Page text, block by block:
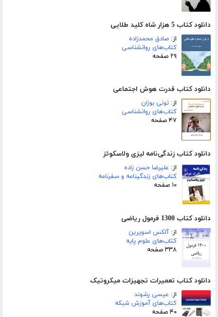
دانلود کتاب 5 هزار شاه کلید طلایی
از: صادق محمدزاده
کتاب‌های روانشناسی
۲۹ صفحه
دانلود کتاب قدرت هوش اجتماعی
از: تونی بوزان
کتاب‌های روانشناسی
۴۷ صفحه
دانلود کتاب زندگی‌نامه لیزی ولاسکوئز
از: علیرضا حسن زاده
کتاب‌های زندگینامه و سفرنامه
۱۰ صفحه
دانلود کتاب 1300 فرمول ریاضی
از: آلکس اسویرین
کتاب‌های علوم پایه
۳۳۸ صفحه
دانلود کتاب تعمیرات تجهیزات میکروتیک
از: عیسی رشوند
کتاب‌های آموزش شبکه
۴۰ صفحه